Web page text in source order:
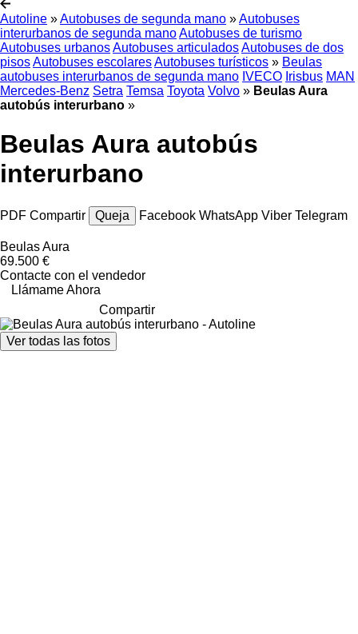
Autoline »Autobuses de segunda mano »Autobuses
interurbanos de segunda manoAutobuses de turismo
Autobuses urbanosAutobuses articuladosAutobuses de dos
pisosAutobuses escolaresAutobuses turísticos » Beulas
autobuses interurbanos de segunda mano IVECO Irisbus MAN
Mercedes-Benz Setra Temsa Toyota Volvo » Beulas Aura
autobús interurbano »
Beulas Aura autobús
interurbano
PDF Compartir Queja Facebook WhatsApp Viber Telegram
Beulas Aura
69.500 €
Contacte con el vendedor
Llámame Ahora
Compartir
Ver todas las fotos